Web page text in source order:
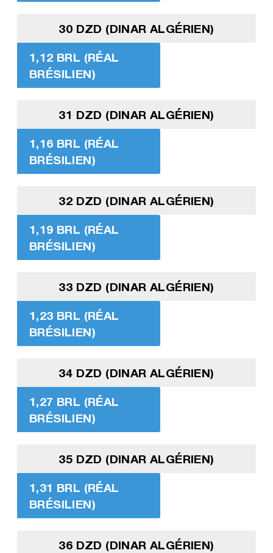
30 DZD (DINAR ALGÉRIEN)
1,12 BRL (RÉAL
BRÉSILIEN)
31 DZD (DINAR ALGÉRIEN)
1,16 BRL (RÉAL
BRÉSILIEN)
32 DZD (DINAR ALGÉRIEN)
1,19 BRL (RÉAL
BRÉSILIEN)
33 DZD (DINAR ALGÉRIEN)
1,23 BRL (RÉAL
BRÉSILIEN)
34 DZD (DINAR ALGÉRIEN)
1,27 BRL (RÉAL
BRÉSILIEN)
35 DZD (DINAR ALGÉRIEN)
1,31 BRL (RÉAL
BRÉSILIEN)
36 DZD (DINAR ALGÉRIEN)